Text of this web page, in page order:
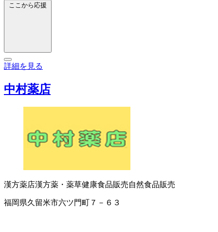
ここから応援
詳細を見る
中村薬店
漢方薬店漢方薬・薬草健康食品販売自然食品販売
福岡県久留米市六ツ門町７－６３